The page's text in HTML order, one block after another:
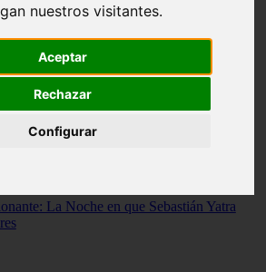
nuestros visitantes.
Aceptar
Rechazar
Configurar